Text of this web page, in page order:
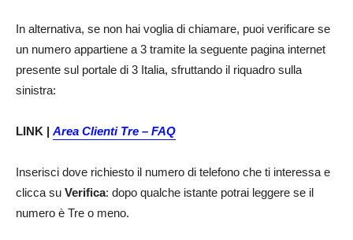
In alternativa, se non hai voglia di chiamare, puoi verificare se
un numero appartiene a 3 tramite la seguente pagina internet
presente sul portale di 3 Italia, sfruttando il riquadro sulla
sinistra:
LINK | Area Clienti Tre – FAQ
Inserisci dove richiesto il numero di telefono che ti interessa e
clicca su Verifica: dopo qualche istante potrai leggere se il
numero è Tre o meno.